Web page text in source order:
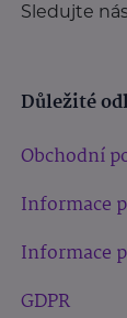
Sledujte
Důležité
Obchodní
Informace
Informace
GDPR